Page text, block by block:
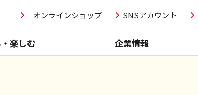
オンラインショップ SNSアカウント
楽しむ 企業情報